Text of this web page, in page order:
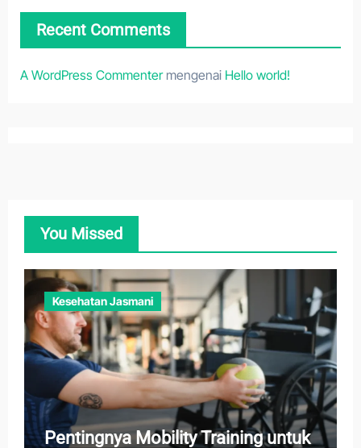
Recent Comments
A WordPress Commentermengenai Hello world!
You Missed
Kesehatan Jasmani
Pentingnya Mobility Training untuk